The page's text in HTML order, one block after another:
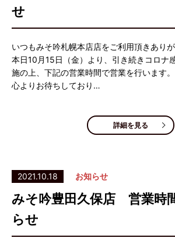
せ
いつもみそ吟札幌本店店をご利用頂きありが
本日10月15日（金）より、引き続きコロナ
施の上、下記の営業時間で営業を行います
心よりお待ちしており…
詳細を見る
2021.10.18 お知らせ
みそ吟豊田久保店 営業時
らせ